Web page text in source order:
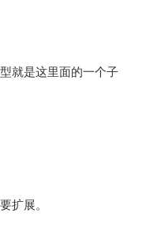
就是这里面的一个子
扩展。